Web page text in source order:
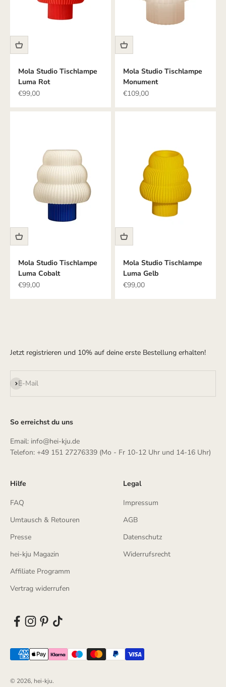
Mola Studio Tischlampe
Luma Rot
Angebot
€99,00
Mola Studio Tischlampe
Monument
Angebot
€109,00
Mola Studio Tischlampe
Luma Cobalt
Angebot
€99,00
Mola Studio Tischlampe
Luma Gelb
Angebot
€99,00
Jetzt registrieren und 10% auf deine erste Bestellung erhalten!
E-Mail
Abonnieren
So erreichst du uns
Email: info@hei-kju.de
Telefon: +49 151 27276339 (Mo - Fr 10-12 Uhr und 14-16 Uhr)
Hilfe
FAQ
Umtausch & Retouren
Presse
hei-kju Magazin
Affiliate Programm
Vertrag widerrufen
Legal
Impressum
AGB
Datenschutz
Widerrufsrecht
© 2026, hei-kju.